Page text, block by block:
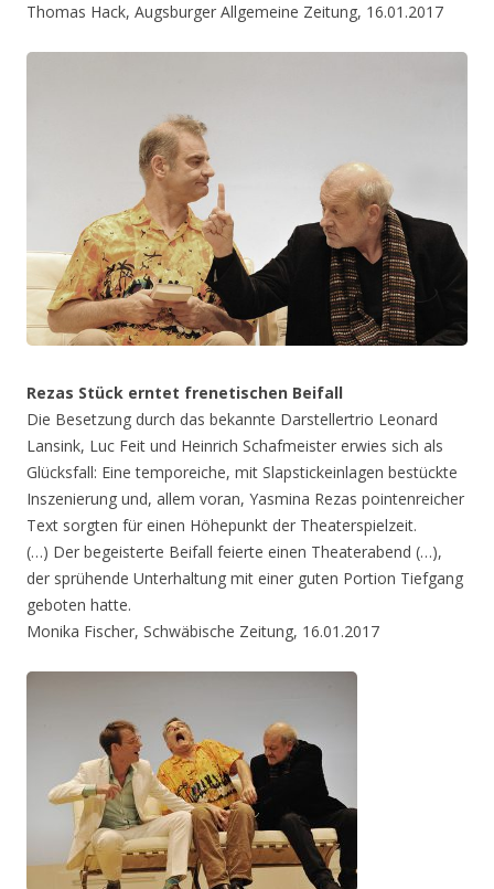
Thomas Hack, Augsburger Allgemeine Zeitung, 16.01.2017
Rezas Stück erntet frenetischen Beifall
Die Besetzung durch das bekannte Darstellertrio Leonard
Lansink, Luc Feit und Heinrich Schafmeister erwies sich als
Glücksfall: Eine temporeiche, mit Slapstickeinlagen bestückte
Inszenierung und, allem voran, Yasmina Rezas pointenreicher
Text sorgten für einen Höhepunkt der Theaterspielzeit.
(…) Der begeisterte Beifall feierte einen Theaterabend (…),
der sprühende Unterhaltung mit einer guten Portion Tiefgang
geboten hatte.
Monika Fischer, Schwäbische Zeitung, 16.01.2017